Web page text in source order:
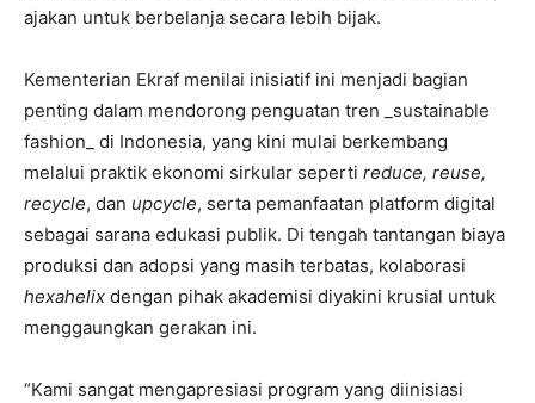
ajakan untuk berbelanja secara lebih bijak.
Kementerian Ekraf menilai inisiatif ini menjadi bagian
penting dalam mendorong penguatan tren _sustainable
fashion_ di Indonesia, yang kini mulai berkembang
melalui praktik ekonomi sirkular seperti reduce, reuse,
recycle, dan upcycle, serta pemanfaatan platform digital
sebagai sarana edukasi publik. Di tengah tantangan biaya
produksi dan adopsi yang masih terbatas, kolaborasi
hexahelix dengan pihak akademisi diyakini krusial untuk
menggaungkan gerakan ini.
“Kami sangat mengapresiasi program yang diinisiasi